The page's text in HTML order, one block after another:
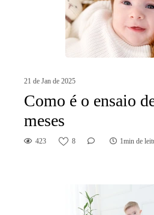
21 de Jan de 2025
Como é o ensaio
meses
423 8 1min de